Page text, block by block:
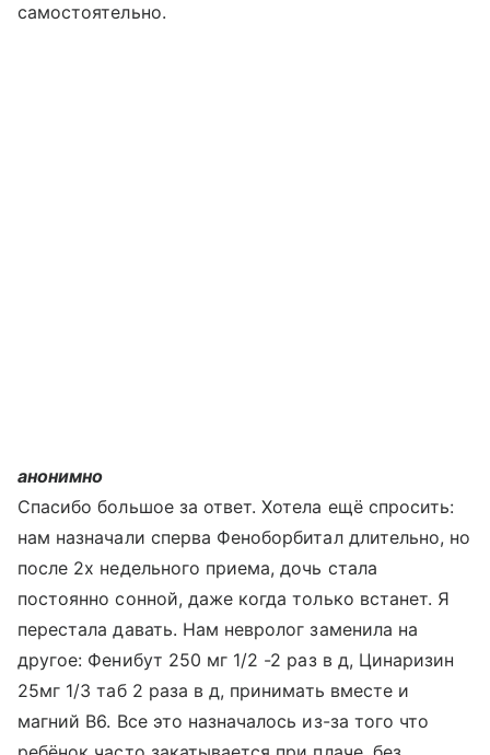
самостоятельно.
анонимно
Спасибо большое за ответ. Хотела ещё спросить:
нам назначали сперва Феноборбитал длительно, но
после 2х недельного приема, дочь стала
постоянно сонной, даже когда только встанет. Я
перестала давать. Нам невролог заменила на
другое: Фенибут 250 мг 1/2 -2 раз в д, Цинаризин
25мг 1/3 таб 2 раза в д, принимать вместе и
магний В6. Все это назначалось из-за того что